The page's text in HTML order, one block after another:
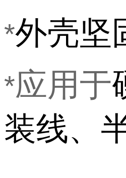
*外壳坚
*应用于
装线、